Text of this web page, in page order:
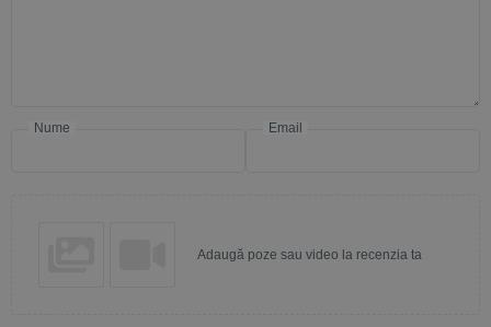
Nume Email
Adaugă poze sau video la recenzia ta